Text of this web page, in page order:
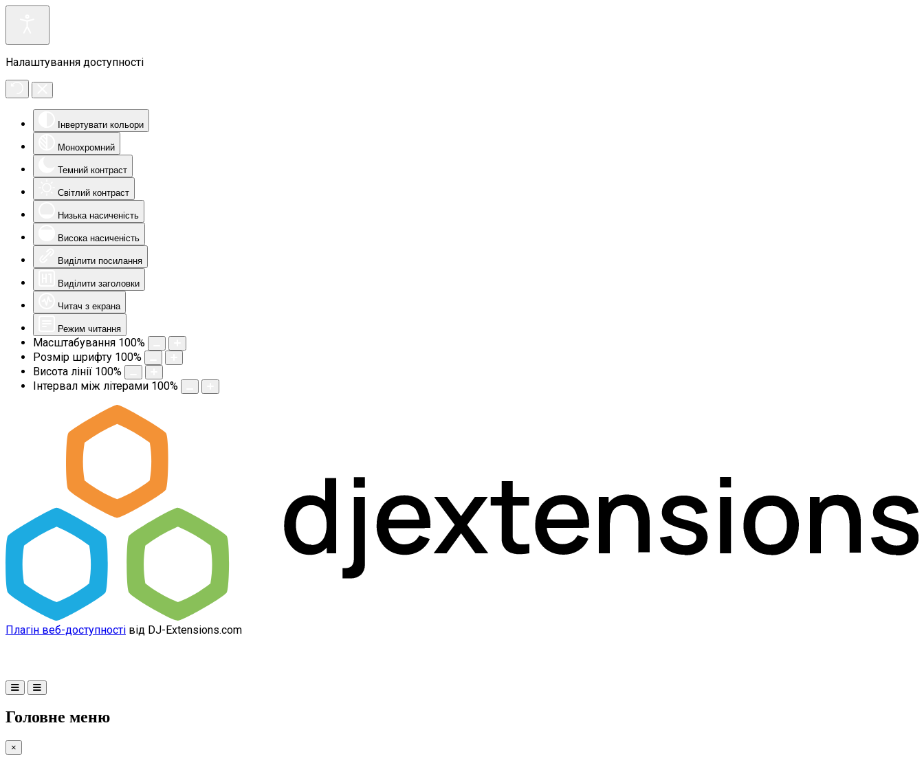
Налаштування доступності
Інвертувати кольори
Монохромний
Темний контраст
Світлий контраст
Низька насиченість
Висока насиченість
Виділити посилання
Виділити заголовки
Читач з екрана
Режим читання
Масштабування 100%
Розмір шрифту 100%
Висота лінії 100%
Інтервал між літерами 100%
Плагін веб-доступності від DJ-Extensions.com
Головне меню
×